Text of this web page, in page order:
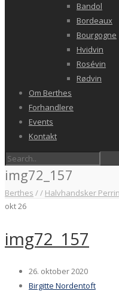
Bandol
Bordeaux
Bourgogne
Hvidvin
Rosévin
Rødvin
Om Berthes
Forhandlere
Events
Kontakt
img72_157
Berthes // Halvhandsker
okt26
img72_157
26. oktober 2020
Birgitte Nordentoft